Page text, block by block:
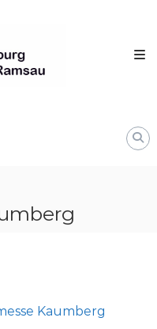
Kaumberg